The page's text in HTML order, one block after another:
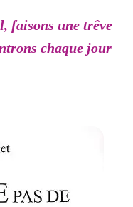
faisons une trêve
chaque jour